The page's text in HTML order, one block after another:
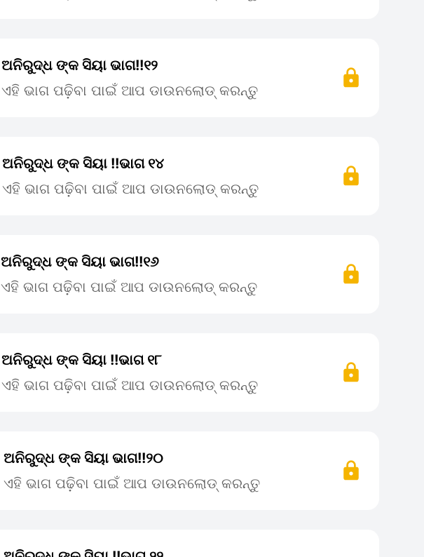
ଅନିରୁଦ୍ଧ ଙ୍କ ସିୟା ଭାଗ!!୧୨
ଏହି ଭାଗ ପଢ଼ିବା ପାଇଁ ଆପ ଡାଉନଲୋଡ୍ କରନ୍ତୁ
ଅନିରୁଦ୍ଧ ଙ୍କ ସିୟା !!ଭାଗ ୧୪
ଏହି ଭାଗ ପଢ଼ିବା ପାଇଁ ଆପ ଡାଉନଲୋଡ୍ କରନ୍ତୁ
ଅନିରୁଦ୍ଧ ଙ୍କ ସିୟା ଭାଗ!!୧୬
ଏହି ଭାଗ ପଢ଼ିବା ପାଇଁ ଆପ ଡାଉନଲୋଡ୍ କରନ୍ତୁ
ଅନିରୁଦ୍ଧ ଙ୍କ ସିୟା !!ଭାଗ ୧୮
ଏହି ଭାଗ ପଢ଼ିବା ପାଇଁ ଆପ ଡାଉନଲୋଡ୍ କରନ୍ତୁ
ଅନିରୁଦ୍ଧ ଙ୍କ ସିୟା ଭାଗ!!୨୦
ଏହି ଭାଗ ପଢ଼ିବା ପାଇଁ ଆପ ଡାଉନଲୋଡ୍ କରନ୍ତୁ